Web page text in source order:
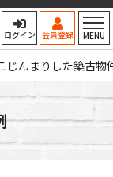
栃木不動産情報ナビ
ログイン 会員登録 MENU
んまりした築古物